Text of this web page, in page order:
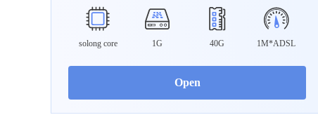
solong core 1G 40G 1M*ADSL
Open